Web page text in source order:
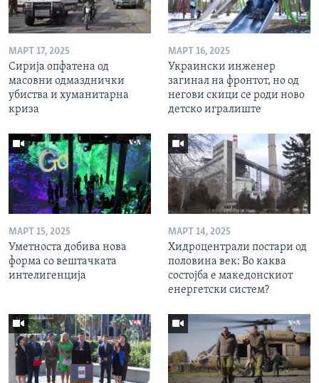
МАРТ 17, 2025
Сирија опфатена од
масовни одмазднички
убиства и хуманитарна
криза
МАРТ 16, 2025
Украински инженер
загинал на фронтот, но од
негови скици се роди ново
детско игралиште
МАРТ 15, 2025
Уметноста добива нова
форма со вештачката
интелигенција
МАРТ 14, 2025
Хидроцентрали постари од
половина век: Во каква
состојба е македонскиот
енергетски систем?